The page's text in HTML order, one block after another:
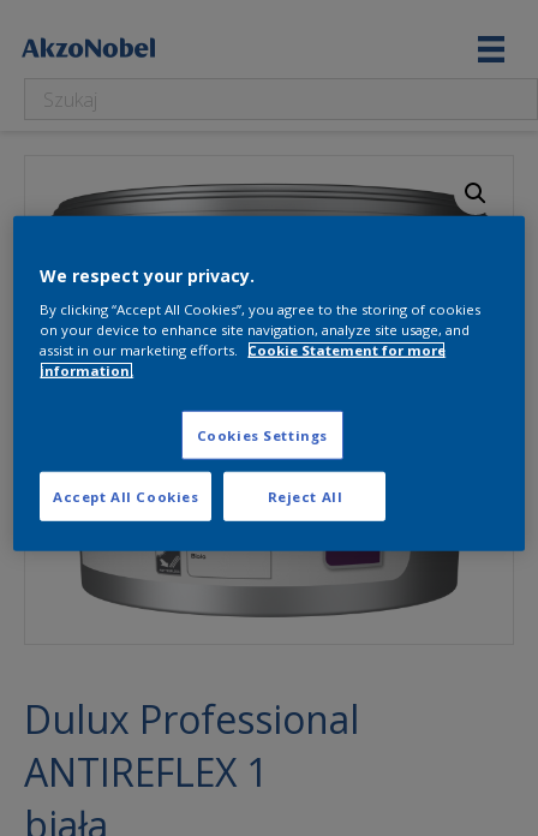
Dulux Professional
ANTIREFLEX 1
biała
We respect your privacy.
By clicking “Accept All Cookies”, you agree to the storing of cookies
on your device to enhance site navigation, analyze site usage, and
assist in our marketing efforts.
Cookie Statement for more
information.
Cookies Settings
Reject All
Accept All Cookies